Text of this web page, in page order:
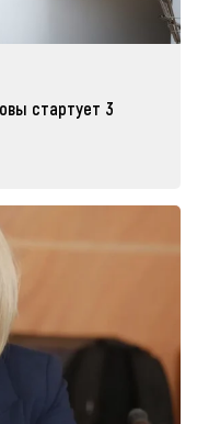
стартует 3